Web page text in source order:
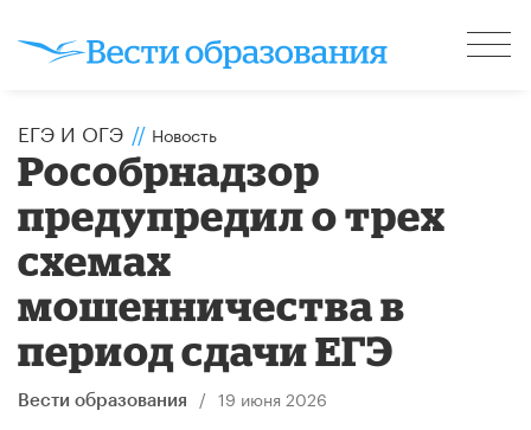
ЕГЭ И ОГЭ // Новость
Рособрнадзор
предупредил о трех
схемах
мошенничества в
период сдачи ЕГЭ
Вести образования / 19 июня 2026